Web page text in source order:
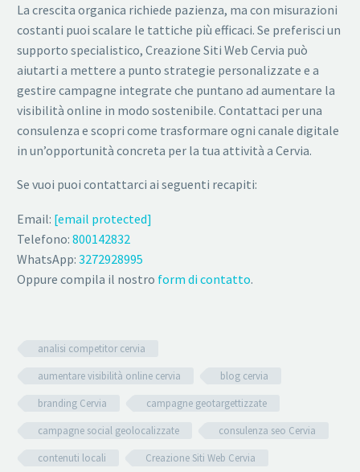
La crescita organica richiede pazienza, ma con misurazioni
costanti puoi scalare le tattiche più efficaci. Se preferisci un
supporto specialistico, Creazione Siti Web Cervia può
aiutarti a mettere a punto strategie personalizzate e a
gestire campagne integrate che puntano ad aumentare la
visibilità online in modo sostenibile. Contattaci per una
consulenza e scopri come trasformare ogni canale digitale
in un’opportunità concreta per la tua attività a Cervia.
Se vuoi puoi contattarci ai seguenti recapiti:
Email: [email protected]
Telefono: 800142832
WhatsApp: 3272928995
Oppure compila il nostro form di contatto.
analisi competitor cervia
aumentare visibilità online cervia
blog cervia
branding Cervia
campagne geotargettizzate
campagne social geolocalizzate
consulenza seo Cervia
contenuti locali
Creazione Siti Web Cervia